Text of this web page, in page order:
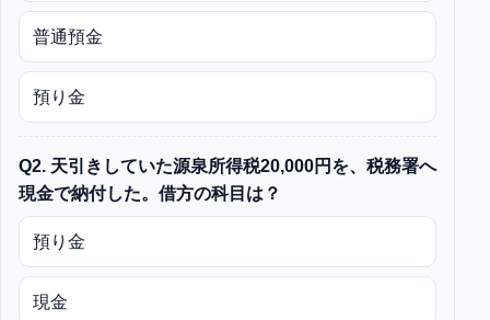
普通預金
預り金
Q2. 天引きしていた源泉所得税20,000円を、税務署へ
現金で納付した。借方の科目は？
預り金
現金